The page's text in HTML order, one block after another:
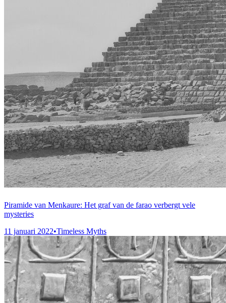
Piramide van Menkaure: Het graf van de farao verbergt vele
mysteries
11 januari 2022•Timeless Myths